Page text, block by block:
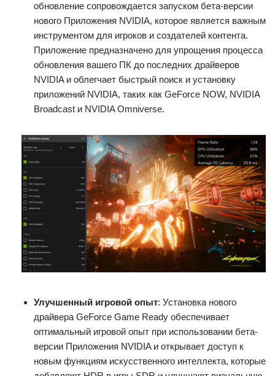
обновление сопровождается запуском бета-версии
нового Приложения NVIDIA, которое является важным
инструментом для игроков и создателей контента.
Приложение предназначено для упрощения процесса
обновления вашего ПК до последних драйверов
NVIDIA и облегчает быстрый поиск и установку
приложений NVIDIA, таких как GeForce NOW, NVIDIA
Broadcast и NVIDIA Omniverse.
Улучшенный игровой опыт: Установка нового
драйвера GeForce Game Ready обеспечивает
оптимальный игровой опыт при использовании бета-
версии Приложения NVIDIA и открывает доступ к
новым функциям искусственного интеллекта, которые